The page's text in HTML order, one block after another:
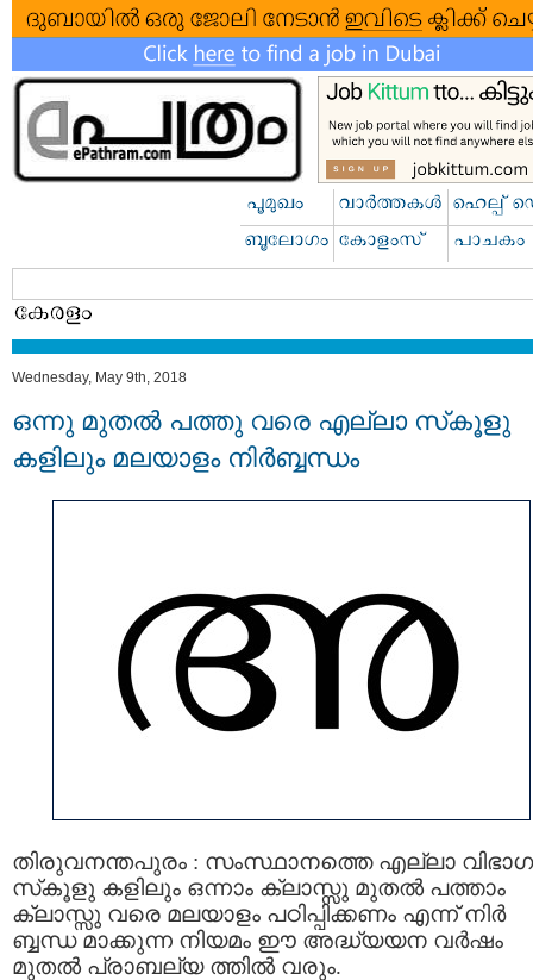
Wednesday, May 9th, 2018
ഒന്നു മുതല്‍ പത്തു വരെ എല്ലാ സ്‌കൂളു
കളിലും മലയാളം നിര്‍ബ്ബന്ധം
തിരുവനന്തപുരം : സംസ്ഥാനത്തെ എല്ലാ
സ്‌കൂളു കളിലും ഒന്നാം ക്ലാസ്സു മുതല്‍ പത്താം
ക്ലാസ്സു വരെ മലയാളം പഠിപ്പിക്കണം എന്ന് നിര്‍
ബ്ബന്ധ മാക്കുന്ന നിയമം ഈ അദ്ധ്യയന വര്‍ഷം
മുതല്‍ പ്രാബല്യ ത്തില്‍ വരും.